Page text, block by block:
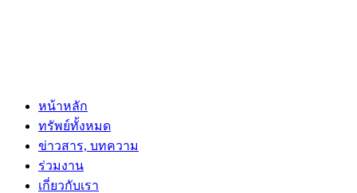
หน้าหลัก
ทรัพย์ทั้งหมด
ข่าวสาร, บทความ
ร่วมงาน
เกี่ยวกับเรา